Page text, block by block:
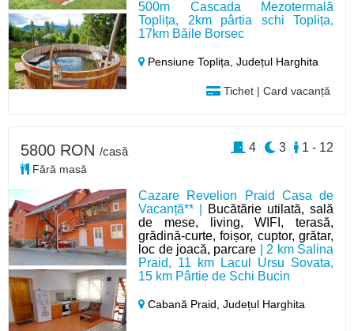
500m Cascada Mezotermală
Toplița, 2km pârtia schi Toplița,
17km Băile Borsec
Pensiune Toplița,Județul Harghita
Tichet | Card vacanță
Cazare Revelion Praid Casa de
Vacanță** |
Bucătărie utilată, sală
de mese, living, WIFI, terasă,
grădină-curte, foișor, cuptor, grătar,
loc de joacă, parcare | 2 km Salina
Praid, 11 km Lacul Ursu Sovata,
15 km Pârtie de Schi Bucin
Cabană Praid,Județul Harghita
5800 RON /casă
Fără masă
1 - 12
3
4